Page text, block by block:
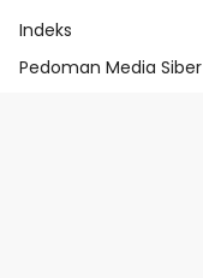
Indeks
Pedoman Media Siber